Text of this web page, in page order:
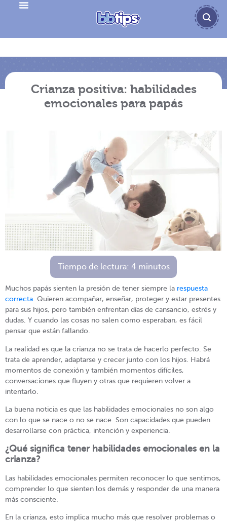
Crianza positiva: habilidades
emocionales para papás
Tiempo de lectura: 4 minutos
Muchos papás sienten la presión de tener siempre la respuesta
correcta. Quieren acompañar, enseñar, proteger y estar presentes
para sus hijos, pero también enfrentan días de cansancio, estrés y
dudas. Y cuando las cosas no salen como esperaban, es fácil
pensar que están fallando.
La realidad es que la crianza no se trata de hacerlo perfecto. Se
trata de aprender, adaptarse y crecer junto con los hijos. Habrá
momentos de conexión y también momentos difíciles,
conversaciones que fluyen y otras que requieren volver a
intentarlo.
La buena noticia es que las habilidades emocionales no son algo
con lo que se nace o no se nace. Son capacidades que pueden
desarrollarse con práctica, intención y experiencia.
¿Qué significa tener habilidades emocionales en la
crianza?
Las habilidades emocionales permiten reconocer lo que sentimos,
comprender lo que sienten los demás y responder de una manera
más consciente.
En la crianza, esto implica mucho más que resolver problemas o